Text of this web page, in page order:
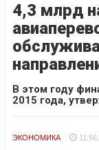
4,3 млрд
В этом году
2015 года,
ЭКОНОМИКА